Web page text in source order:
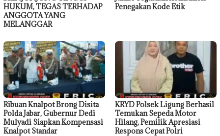
HUKUM, TEGAS TERHADAP
ANGGOTA YANG
MELANGGAR
Penegakan Kode Etik
Ribuan Knalpot Brong Disita
Polda Jabar, Gubernur Dedi
Mulyadi Siapkan Kompensasi
Knalpot Standar
KRYD Polsek Ligung Berhasil
Temukan Sepeda Motor
Hilang, Pemilik Apresiasi
Respons Cepat Polri